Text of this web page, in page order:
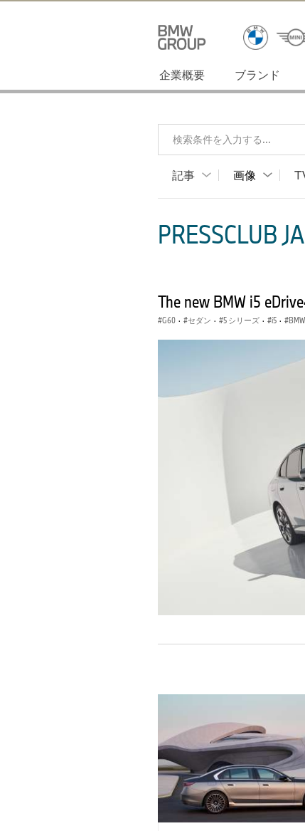
企業概要 ブランド
検索条件を入力する...
記事 画像
PRESSCLUB
The new BMW i5
G60 · セダン · 5 シリーズ · i5 ·